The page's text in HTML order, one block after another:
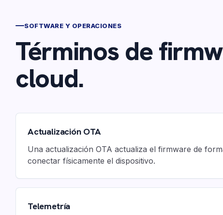
SOFTWARE Y OPERACIONES
Términos de
cloud.
Actualización OTA
Una actualización OTA actualiza el firmware de
conectar físicamente el dispositivo.
Telemetría